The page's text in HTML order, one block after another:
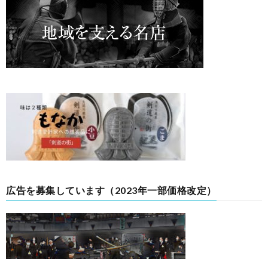
広告を募集しています（2023年一部価格改定）